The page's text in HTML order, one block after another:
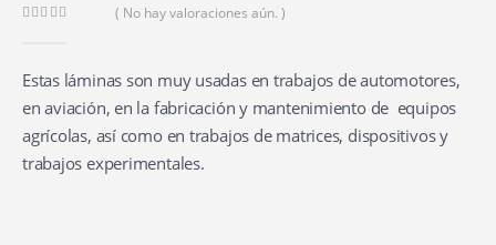
( No hay valoraciones aún. )
Estas láminas son muy usadas en trabajos de automotores,
en aviación, en la fabricación y mantenimiento de equipos
agrícolas, así como en trabajos de matrices, dispositivos y
trabajos experimentales.